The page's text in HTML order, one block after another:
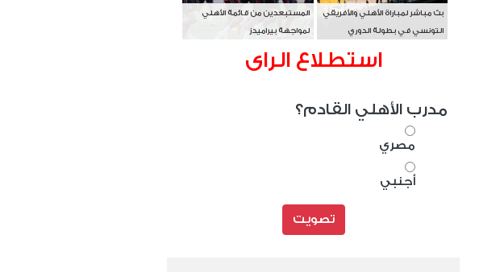
بث مباشر لمباراة الأهلي والأفريقي
التونسي في بطولة الدوري
المستبعدين من قائمة الأهلي
لمواجهة بيراميدز
استطلاع الراى
مدرب الأهلي القادم؟
مصري
أجنبي
تصويت